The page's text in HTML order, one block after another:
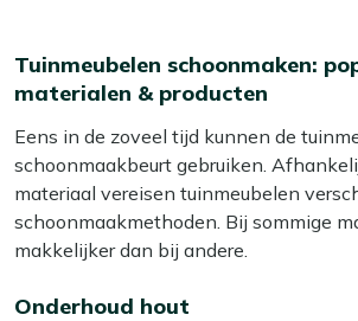
Tuinmeubelen schoonmaken:
materialen & producten
Eens in de zoveel tijd kunnen de
schoonmaakbeurt gebruiken.
materiaal vereisen tuinmeubelen
schoonmaakmethoden. Bij sommige
makkelijker dan bij andere.
Onderhoud hout